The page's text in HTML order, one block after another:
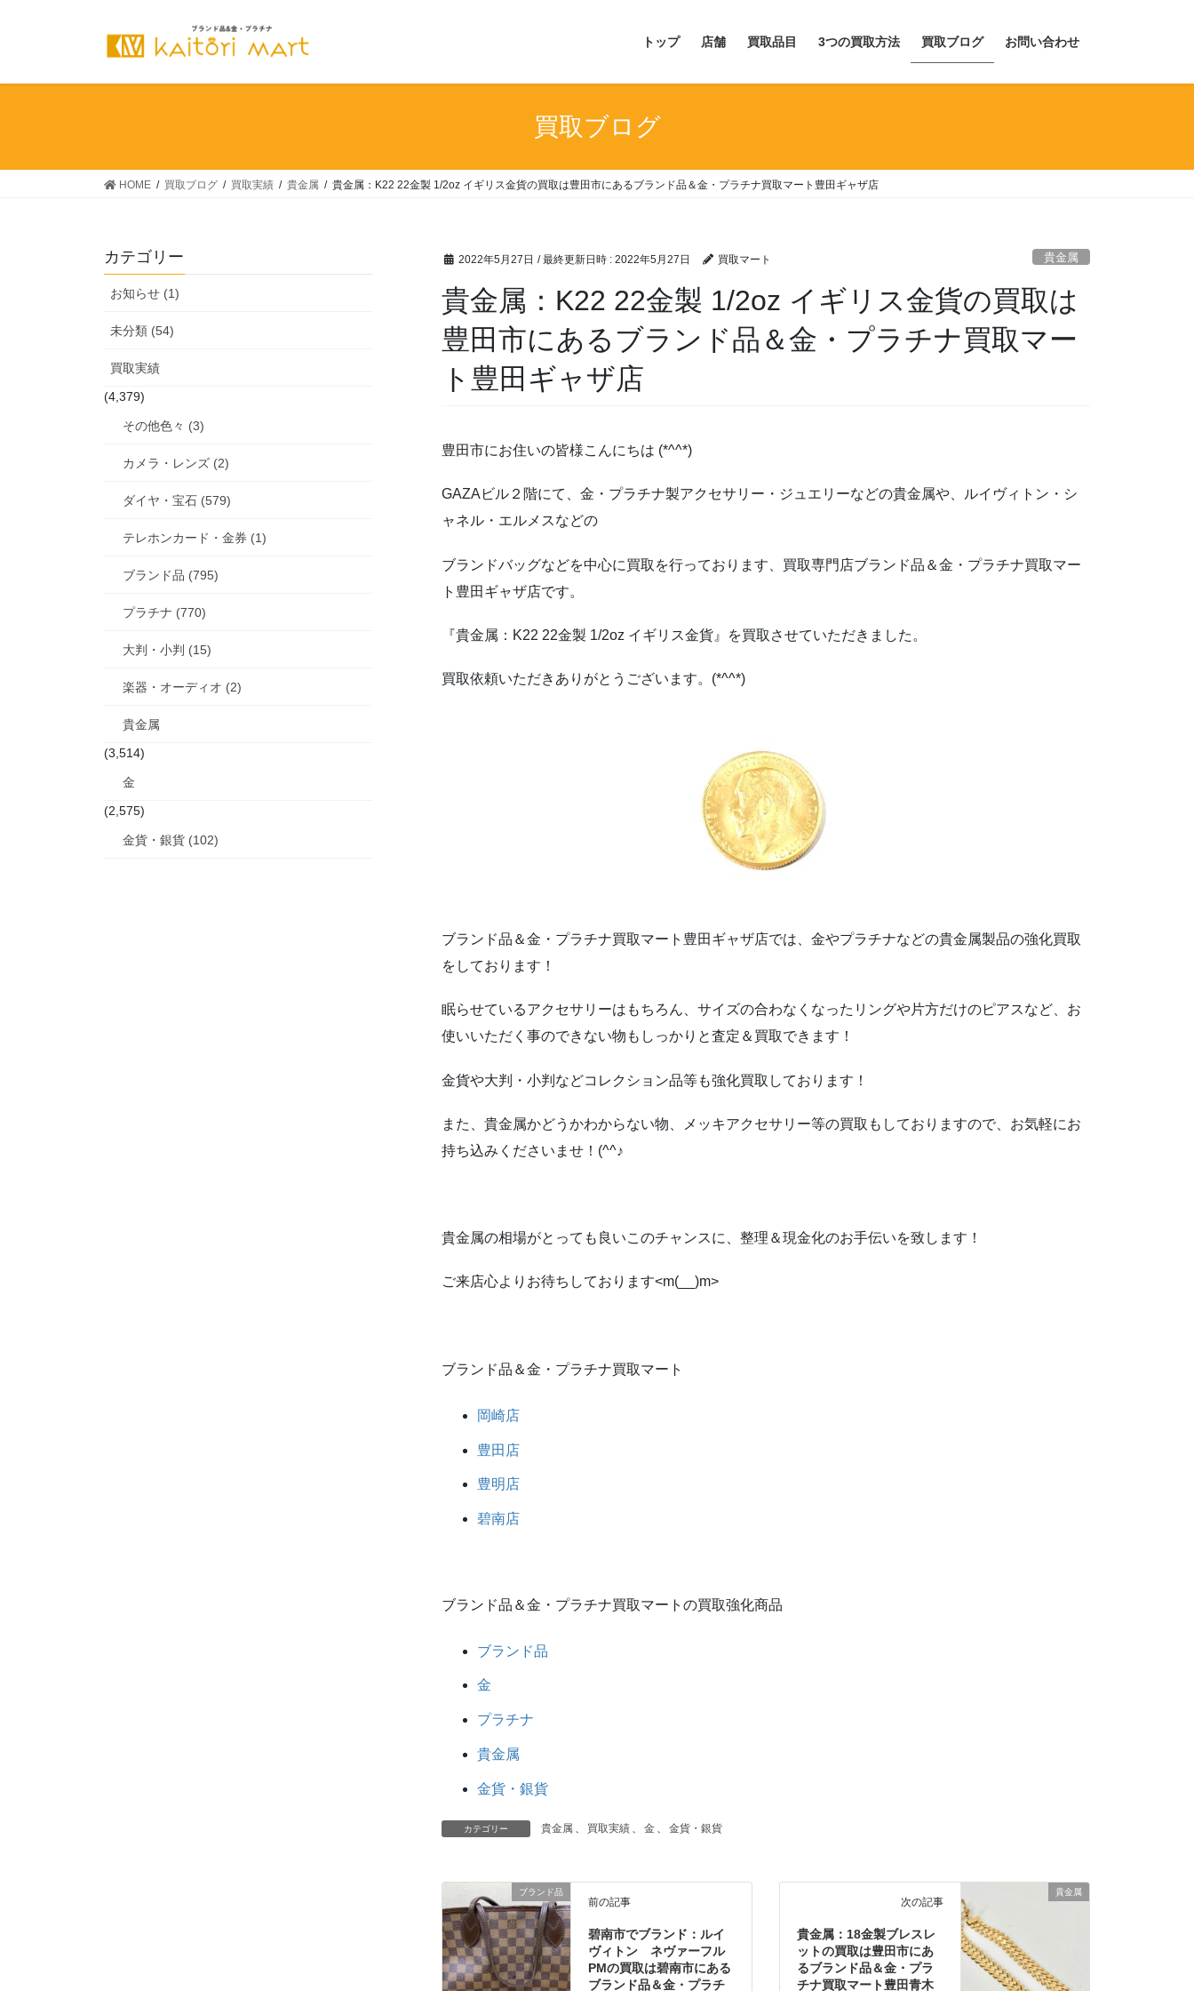
トップ 店舗 買取品目 3つの買取方法 買取ブログ お問い合わせ
買取ブログ
HOME 買取ブログ 買取実績 貴金属 貴金属：K22 22金製 1/2oz イギリス金貨の買取は豊田市にあるブランド品＆金・プラチナ買取マート豊田ギャザ店
2022年5月27日 / 最終更新日時 : 2022年5月27日 買取マート 貴金属
貴金属：K22 22金製 1/2oz イギリス金貨の買取は
豊田市にあるブランド品＆金・プラチナ買取マー
ト豊田ギャザ店
豊田市にお住いの皆様こんにちは (*^^*)
GAZAビル２階にて、金・プラチナ製アクセサリー・ジュエリーなどの貴金属や、ルイヴィトン・シ
ャネル・エルメスなどの
ブランドバッグなどを中心に買取を行っております、買取専門店ブランド品＆金・プラチナ買取マー
ト豊田ギャザ店です。
『貴金属：K22 22金製 1/2oz イギリス金貨』を買取させていただきました。
買取依頼いただきありがとうございます。(*^^*)
ブランド品＆金・プラチナ買取マート豊田ギャザ店では、金やプラチナなどの貴金属製品の強化買取
をしております！
眠らせているアクセサリーはもちろん、サイズの合わなくなったリングや片方だけのピアスなど、お
使いいただく事のできない物もしっかりと査定＆買取できます！
金貨や大判・小判などコレクション品等も強化買取しております！
また、貴金属かどうかわからない物、メッキアクセサリー等の買取もしておりますので、お気軽にお
持ち込みくださいませ！(^^♪
貴金属の相場がとっても良いこのチャンスに、整理＆現金化のお手伝いを致します！
ご来店心よりお待ちしております<m(__)m>
ブランド品＆金・プラチナ買取マート
岡崎店
豊田店
豊明店
碧南店
ブランド品＆金・プラチナ買取マートの買取強化商品
ブランド品
金
プラチナ
貴金属
金貨・銀貨
カテゴリー 貴金属 、 買取実績 、 金 、 金貨・銀貨
ブランド品
前の記事
碧南市でブランド：ルイ
ヴィトン ネヴァーフル
PMの買取は碧南市にある
ブランド品＆金・プラチ
貴金属
次の記事
貴金属：18金製ブレスレ
ットの買取は豊田市にあ
るブランド品＆金・プラ
チナ買取マート豊田青木
カテゴリー
お知らせ (1)
未分類 (54)
買取実績
(4,379)
その他色々 (3)
カメラ・レンズ (2)
ダイヤ・宝石 (579)
テレホンカード・金券 (1)
ブランド品 (795)
プラチナ (770)
大判・小判 (15)
楽器・オーディオ (2)
貴金属
(3,514)
金
(2,575)
金貨・銀貨 (102)